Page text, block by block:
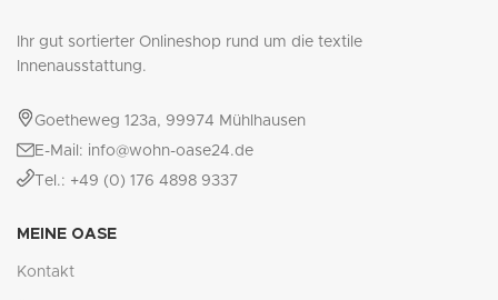
Ihr gut sortierter Onlineshop rund um die textile
Innenausstattung.
Goetheweg 123a, 99974 Mühlhausen
E-Mail: info@wohn-oase24.de
Tel.: +49 (0) 176 4898 9337
MEINE OASE
Kontakt